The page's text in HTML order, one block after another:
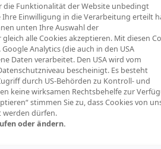
Orchester PA Mikrofon Studio
die Funktionalität der Website unbedingt
Einwilligung in die Verarbeitung erteilt
unten Ihre Auswahl der
alle Cookies akzeptieren. Mit diesen
Analytics (die auch in den USA
Daten verarbeitet. Den USA wird vom
bescheinigt. Es besteht
durch US-Behörden zu Kontroll- und
keine wirksamen Rechtsbehelfe zur
stimmen Sie zu, dass Cookies von
werden dürfen.
oder ändern.